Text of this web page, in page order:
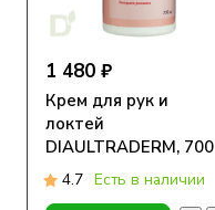
1 480 ₽
Крем для рук и
локтей
DIAULTRADERM, 700
мл4.7 Есть в наличии